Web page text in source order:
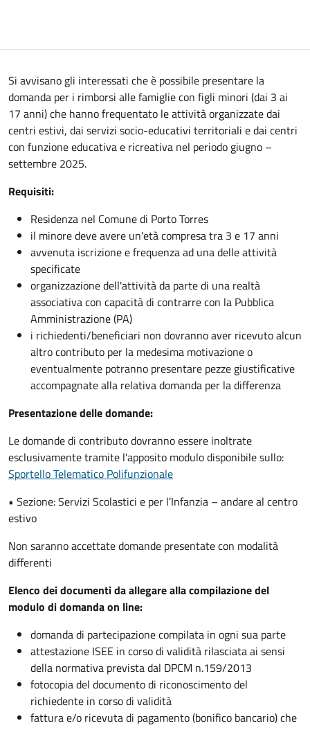
Si avvisano gli interessati che è possibile presentare la
domanda per i rimborsi alle famiglie con figli minori (dai 3 ai
17 anni) che hanno frequentato le attività organizzate dai
centri estivi, dai servizi socio-educativi territoriali e dai centri
con funzione educativa e ricreativa nel periodo giugno –
settembre 2025.
Requisiti:
Residenza nel Comune di Porto Torres
il minore deve avere un'età compresa tra 3 e 17 anni
avvenuta iscrizione e frequenza ad una delle attività
specificate
organizzazione dell'attività da parte di una realtà
associativa con capacità di contrarre con la Pubblica
Amministrazione (PA)
i richiedenti/beneficiari non dovranno aver ricevuto alcun
altro contributo per la medesima motivazione o
eventualmente potranno presentare pezze giustificative
accompagnate alla relativa domanda per la differenza
Presentazione delle domande:
Le domande di contributo dovranno essere inoltrate
esclusivamente tramite l'apposito modulo disponibile sullo:
Sportello Telematico Polifunzionale
• Sezione: Servizi Scolastici e per l’Infanzia – andare al centro
estivo
Non saranno accettate domande presentate con modalità
differenti
Elenco dei documenti da allegare alla compilazione del
modulo di domanda on line:
domanda di partecipazione compilata in ogni sua parte
attestazione ISEE in corso di validità rilasciata ai sensi
della normativa prevista dal DPCM n.159/2013
fotocopia del documento di riconoscimento del
richiedente in corso di validità
fattura e/o ricevuta di pagamento (bonifico bancario) che